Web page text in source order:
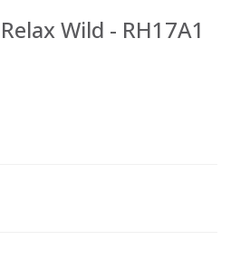
Wild - RH17A1